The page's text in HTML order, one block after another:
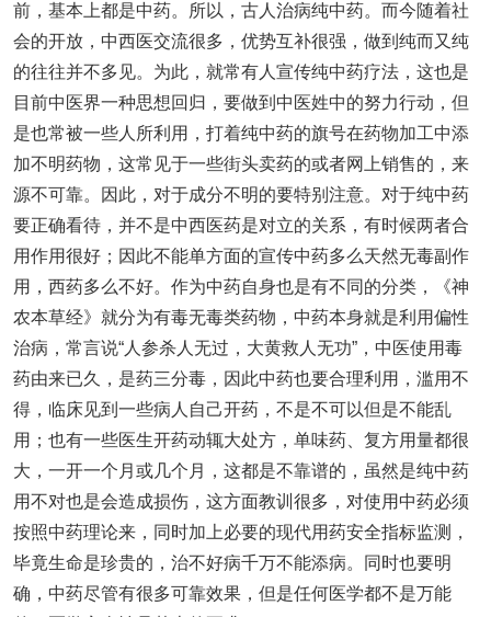
前，基本上都是中药。所以，古人治病纯中药。而今随着社
会的开放，中西医交流很多，优势互补很强，做到纯而又纯
的往往并不多见。为此，就常有人宣传纯中药疗法，这也是
目前中医界一种思想回归，要做到中医姓中的努力行动，但
是也常被一些人所利用，打着纯中药的旗号在药物加工中添
加不明药物，这常见于一些街头卖药的或者网上销售的，来
源不可靠。因此，对于成分不明的要特别注意。对于纯中药
要正确看待，并不是中西医药是对立的关系，有时候两者合
用作用很好；因此不能单方面的宣传中药多么天然无毒副作
用，西药多么不好。作为中药自身也是有不同的分类，《神
农本草经》就分为有毒无毒类药物，中药本身就是利用偏性
治病，常言说“人参杀人无过，大黄救人无功”，中医使用毒
药由来已久，是药三分毒，因此中药也要合理利用，滥用不
得，临床见到一些病人自己开药，不是不可以但是不能乱
用；也有一些医生开药动辄大处方，单味药、复方用量都很
大，一开一个月或几个月，这都是不靠谱的，虽然是纯中药
用不对也是会造成损伤，这方面教训很多，对使用中药必须
按照中药理论来，同时加上必要的现代用药安全指标监测，
毕竟生命是珍贵的，治不好病千万不能添病。同时也要明
确，中药尽管有很多可靠效果，但是任何医学都不是万能